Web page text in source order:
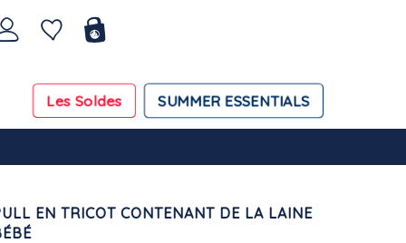
SUMMER ESSENTIALS
Les Soldes
EN TRICOT CONTENANT DE LA LAINE